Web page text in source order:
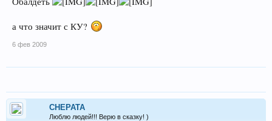
а что значит с КУ?
6 фев 2009
CHEPATA
Люблю людей!!! Верю в сказку! )